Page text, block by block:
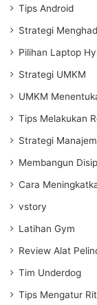
Tips Android
Strategi
Pilihan Laptop
Strategi UMKM
UMKM
Tips Melakukan
Strategi
Membangun
Cara
vstory
Latihan Gym
Review Alat
Tim Underdog
Tips Mengatur